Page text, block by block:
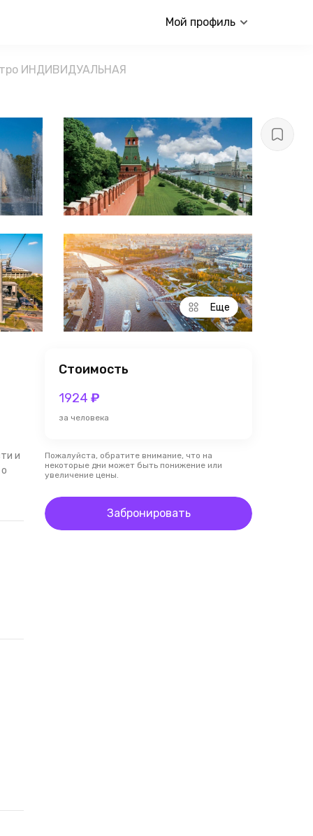
Мой профиль
ИНДИВИДУАЛЬНАЯ
Еще
и
Стоимость
1924 ₽
за человека
Пожалуйста, обратите внимание, что на
некоторые дни может быть понижение или
увеличение цены.
Забронировать